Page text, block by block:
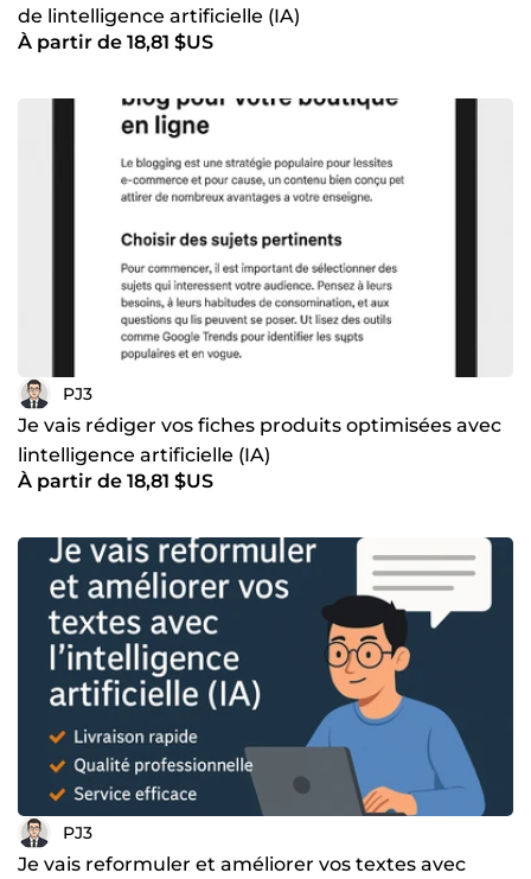
de lintelligence artificielle (IA)
À partir de 18,81 $US
PJ3
Je vais rédiger vos fiches produits optimisées avec
lintelligence artificielle (IA)
À partir de 18,81 $US
PJ3
Je vais reformuler et améliorer vos textes avec